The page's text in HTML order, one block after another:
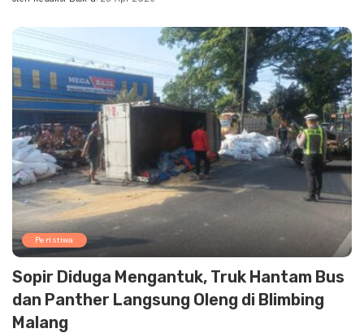
Posted
Peristiwa
Sopir Diduga Mengantuk, Truk Hantam Bus
dan Panther Langsung Oleng di Blimbing
Malang